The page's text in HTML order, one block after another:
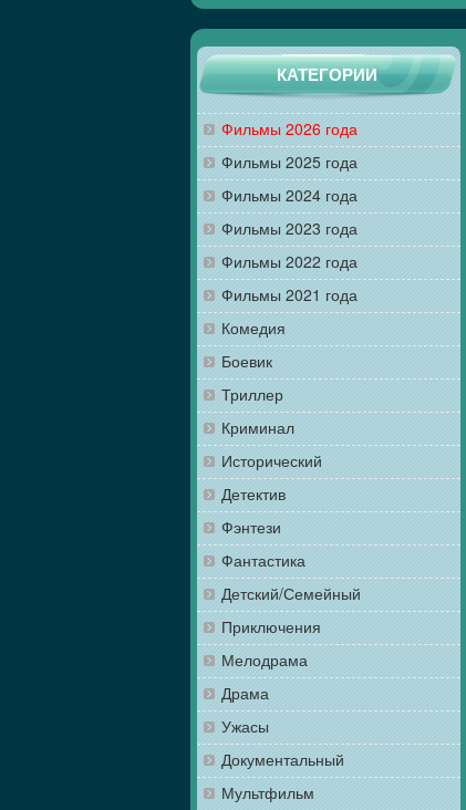
КАТЕГОРИИ
Фильмы 2026 года
Фильмы 2025 года
Фильмы 2024 года
Фильмы 2023 года
Фильмы 2022 года
Фильмы 2021 года
Комедия
Боевик
Триллер
Криминал
Исторический
Детектив
Фэнтези
Фантастика
Детский/Семейный
Приключения
Мелодрама
Драма
Ужасы
Документальный
Мультфильм